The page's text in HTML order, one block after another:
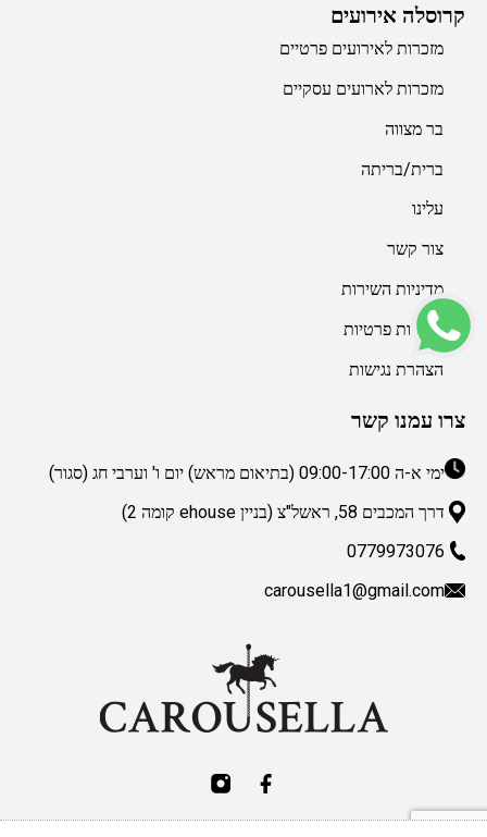
קרוסלה אירועים
מזכרות לאירועים פרטיים
מזכרות לארועים עסקיים
בר מצווה
ברית/בריתה
עלינו
צור קשר
מדיניות השירות
מדיניות פרטיות
הצהרת נגישות
צרו עמנו קשר
ימי א-ה 09:00-17:00 (בתיאום מראש) יום ו' וערבי חג (סגור)
דרך המכבים 58, ראשל"צ (בניין ehouse קומה 2)
0779973076
carousella1@gmail.com